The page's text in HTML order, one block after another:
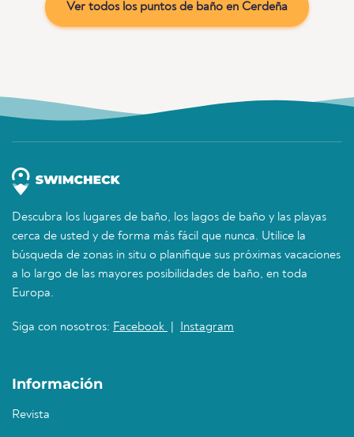
Ver todos los puntos de baño en Cerdeña
Descubra los lugares de baño, los lagos de baño y las playas
cerca de usted y de forma más fácil que nunca. Utilice la
búsqueda de zonas in situ o planifique sus próximas vacaciones
a lo largo de las mayores posibilidades de baño, en toda
Europa.
Siga con nosotros: Facebook Instagram
Información
Revista